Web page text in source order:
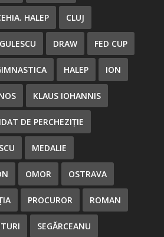
HALEP CLUJ
DRAW FED CUP
HALEP ION
KLAUS IOHANNIS
DE PERCHEZIȚIE
MEDALIE
OMOR OSTRAVA
PROCUROR ROMAN
SEGĂRCEANU